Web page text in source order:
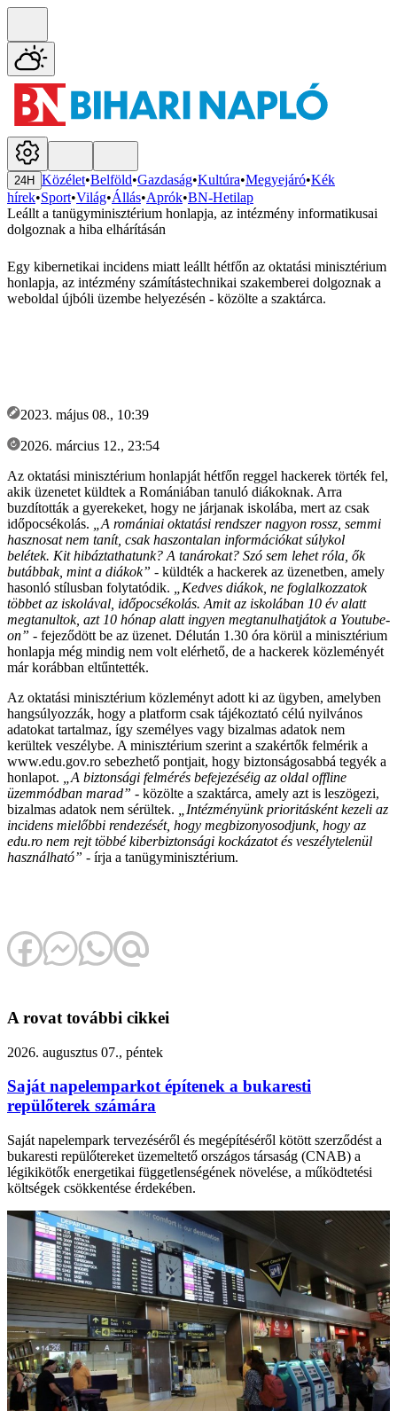
24H Közélet•Belföld•Gazdaság•Kultúra•Megyejáró•Kék
hírek•Sport•Világ•Állás•Aprók•BN-Hetilap
Leállt a tanügyminisztérium honlapja, az intézmény informatikusai
dolgoznak a hiba elhárításán
Egy kibernetikai incidens miatt leállt hétfőn az oktatási minisztérium
honlapja, az intézmény számítástechnikai szakemberei dolgoznak a
weboldal újbóli üzembe helyezésén - közölte a szaktárca.
2023. május 08., 10:39
2026. március 12., 23:54
Az oktatási minisztérium honlapját hétfőn reggel hackerek törték fel,
akik üzenetet küldtek a Romániában tanuló diákoknak. Arra
buzdították a gyerekeket, hogy ne járjanak iskolába, mert az csak
időpocsékolás.
„A romániai oktatási rendszer nagyon rossz, semmi
hasznosat nem tanít, csak haszontalan információkat súlykol
belétek. Kit hibáztathatunk? A tanárokat? Szó sem lehet róla, ők
butábbak, mint a diákok” - küldték a hackerek az üzenetben, amely
hasonló stílusban folytatódik.
„Kedves diákok, ne foglalkozzatok
többet az iskolával, időpocsékolás. Amit az iskolában 10 év alatt
megtanultok, azt 10 hónap alatt ingyen megtanulhatjátok a Youtube-
on” - fejeződött be az üzenet. Délután 1.30 óra körül a minisztérium
honlapja még mindig nem volt elérhető, de a hackerek közleményét
már korábban eltűntették.
Az oktatási minisztérium közleményt adott ki az ügyben, amelyben
hangsúlyozzák, hogy a platform csak tájékoztató célú nyilvános
adatokat tartalmaz, így személyes vagy bizalmas adatok nem
kerültek veszélybe. A minisztérium szerint a szakértők felmérik a
www.edu.gov.ro sebezhető pontjait, hogy biztonságosabbá tegyék a
honlapot.
„A biztonsági felmérés befejezéséig az oldal offline
üzemmódban marad” - közölte a szaktárca, amely azt is leszögezi,
bizalmas adatok nem sérültek.
„Intézményünk prioritásként kezeli az
incidens mielőbbi rendezését, hogy megbizonyosodjunk, hogy az
edu.ro nem rejt többé kiberbiztonsági kockázatot és veszélytelenül
használható” - írja a tanügyminisztérium.
A rovat további cikkei
2026. augusztus 07., péntek
Saját napelemparkot építenek a bukaresti
repülőterek számára
Saját napelempark tervezéséről és megépítéséről kötött szerződést a
bukaresti repülőtereket üzemeltető országos társaság (CNAB) a
légikikötők energetikai függetlenségének növelése, a működtetési
költségek csökkentése érdekében.